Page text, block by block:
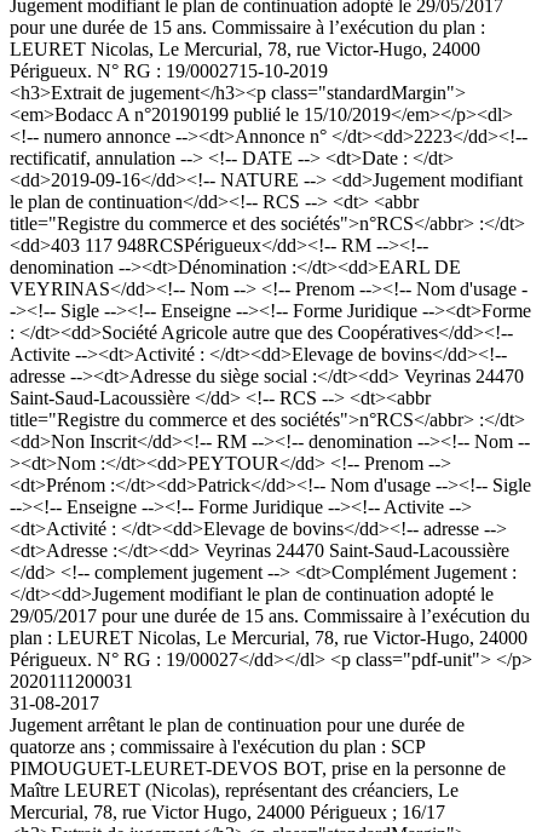
Jugement modifiant le plan de continuation adopté le 29/05/2017
pour une durée de 15 ans. Commissaire à l’exécution du plan :
LEURET Nicolas, Le Mercurial, 78, rue Victor-Hugo, 24000
Périgueux. N° RG : 19/0002715-10-2019
<h3>Extrait de jugement</h3><p class="standardMargin">
<em>Bodacc A n°20190199 publié le 15/10/2019</em></p><dl>
<!-- numero annonce --><dt>Annonce n° </dt><dd>2223</dd><!--
rectificatif, annulation --> <!-- DATE --> <dt>Date : </dt>
<dd>2019-09-16</dd><!-- NATURE --> <dd>Jugement modifiant
le plan de continuation</dd><!-- RCS --> <dt> <abbr
title="Registre du commerce et des sociétés">n°RCS</abbr> :</dt>
<dd>403 117 948RCSPérigueux</dd><!-- RM --><!--
denomination --><dt>Dénomination :</dt><dd>EARL DE
VEYRINAS</dd><!-- Nom --> <!-- Prenom --><!-- Nom d'usage -
-><!-- Sigle --><!-- Enseigne --><!-- Forme Juridique --><dt>Forme
: </dt><dd>Société Agricole autre que des Coopératives</dd><!--
Activite --><dt>Activité : </dt><dd>Elevage de bovins</dd><!--
adresse --><dt>Adresse du siège social :</dt><dd> Veyrinas 24470
Saint-Saud-Lacoussière </dd> <!-- RCS --> <dt><abbr
title="Registre du commerce et des sociétés">n°RCS</abbr> :</dt>
<dd>Non Inscrit</dd><!-- RM --><!-- denomination --><!-- Nom --
><dt>Nom :</dt><dd>PEYTOUR</dd> <!-- Prenom -->
<dt>Prénom :</dt><dd>Patrick</dd><!-- Nom d'usage --><!-- Sigle
--><!-- Enseigne --><!-- Forme Juridique --><!-- Activite -->
<dt>Activité : </dt><dd>Elevage de bovins</dd><!-- adresse -->
<dt>Adresse :</dt><dd> Veyrinas 24470 Saint-Saud-Lacoussière
</dd> <!-- complement jugement --> <dt>Complément Jugement :
</dt><dd>Jugement modifiant le plan de continuation adopté le
29/05/2017 pour une durée de 15 ans. Commissaire à l’exécution du
plan : LEURET Nicolas, Le Mercurial, 78, rue Victor-Hugo, 24000
Périgueux. N° RG : 19/00027</dd></dl> <p class="pdf-unit"> </p>
2020111200031
31-08-2017
Jugement arrêtant le plan de continuation pour une durée de
quatorze ans ; commissaire à l'exécution du plan : SCP
PIMOUGUET-LEURET-DEVOS BOT, prise en la personne de
Maître LEURET (Nicolas), représentant des créanciers, Le
Mercurial, 78, rue Victor Hugo, 24000 Périgueux ; 16/17